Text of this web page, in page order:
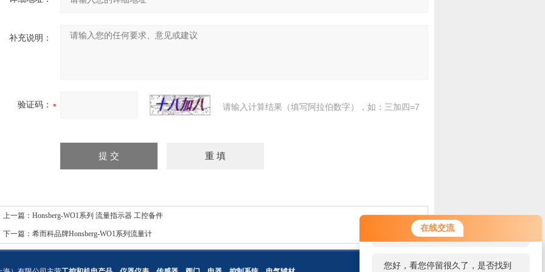
在线交流
您好！欢迎前来咨询，很高兴为您
服务，请问您要咨询什么问题呢？
您好，看您停留很久了，是否找到
补充说明：
验证码： 请输入计算结果（填写阿拉伯数字），如：三加四=7
上一篇： Honsberg-WO1系列 流量指示器 工控备件
下一篇： 希而科品牌Honsberg-WO1系列流量计